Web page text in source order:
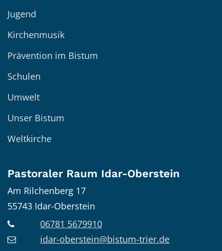
Jugend
Kirchenmusik
Prävention im Bistum
Schulen
Umwelt
Unser Bistum
Weltkirche
Pastoraler Raum Idar-Oberstein
Am Rilchenberg 17
55743 Idar-Oberstein
06781 5679910
idar-oberstein@bistum-trier.de